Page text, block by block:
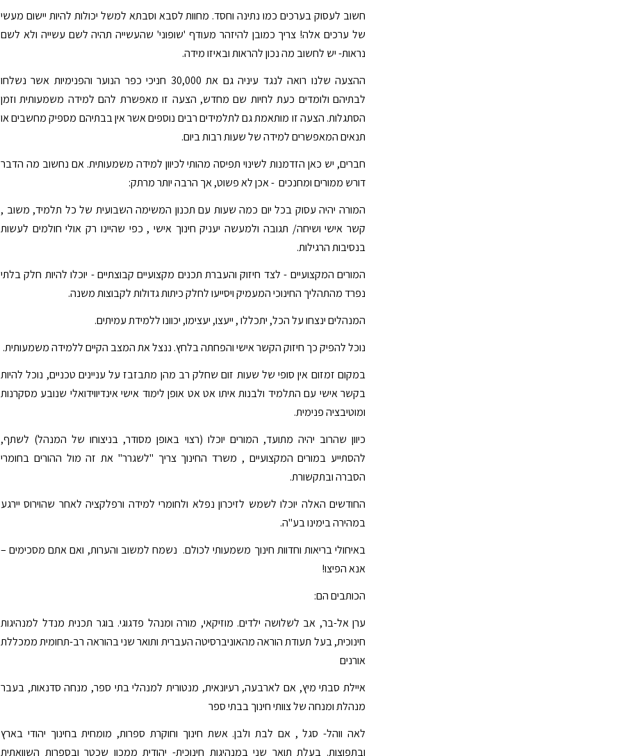
חשוב לעסוק בערכים כמו נתינה וחסד. מחוות לסבא וסבתא למשל יכולות להיות יישום מעשי
של ערכים אלה! צריך כמובן להיזהר מעודף 'שופוני' שהעשייה תהיה לשם עשייה ולא לשם
נראות- יש לחשוב מה נכון להראות ובאיזו מידה.
ההצעה שלנו רואה לנגד עיניה גם את 30,000 חניכי כפר הנוער והפנימיות אשר נשלחו
לבתיהם ולומדים כעת לחיות שם מחדש, הצעה זו מאפשרת להם למידה משמעותית וזמן
הסתגלות. הצעה זו מותאמת גם לתלמידים רבים נוספים אשר אין בבתיהם מספיק מחשבים או
תנאים המאפשרים למידה של שעות רבות ביום.
חברים, יש כאן הזדמנות לשינוי תפיסה מהותי לכיוון למידה משמעותית. אם נחשוב מה הדבר
דורש ממורים ומחנכים - אכן לא פשוט, אך הרבה יותר מרתק:
המורה יהיה עסוק בכל יום כמה שעות עם תכנון המשימה השבועית של כל תלמיד, משוב ,
קשר אישי ושיחה/ תגובה ולמעשה יעניק חינוך אישי , כפי שהיינו רק אולי חולמים לעשות
בנסיבות הרגילות.
המורים המקצועיים - לצד חיזוק והעברת תכנים מקצועיים קבוצתיים - יוכלו להיות חלק בלתי
נפרד מהתהליך החינוכי המעמיק ויסייעו לחלק כיתות גדולות לקבוצות משנה.
המנהלים ינצחו על הכל, יתכללו , ייעצו, יעצימו, יכוונו ללמידת עמיתים.
נוכל להפיק כך חיזוק הקשר אישי והפחתה בלחץ. ננצל את המצב הקיים ללמידה משמעותית.
במקום זמזום אין סופי של שעות זום שחלק רב מהן מתבזבז על עניינים טכניים, נוכל להיות
בקשר אישי עם התלמיד ולבנות איתו אט אט אופן לימוד אישי אינדיווידואלי שנובע מסקרנות
ומוטיבציה פנימית.
כיוון שהרוב יהיה מתועד, המורים יוכלו (רצוי באופן מסודר, בניצוחו של המנהל) לשתף,
להסתייע במורים המקצועיים , משרד החינוך צריך "לשגרר" את זה מול ההורים בחומרי
הסברה ובתקשורת.
החודשים האלה יוכלו לשמש לזיכרון נפלא ולחומרי למידה ורפלקציה לאחר שהוירוס יירגע
במהירה בימינו בע"ה.
באיחולי בריאות וחדוות חינוך משמעותי לכולם. נשמח למשוב והערות, ואם אתם מסכימים –
אנא הפיצו!
הכותבים הם:
ערן אל-בר, אב לשלושה ילדים. מוזיקאי, מורה ומנהל פדגוגי. בוגר תכנית מנדל למנהיגות
חינוכית, בעל תעודת הוראה מהאוניברסיטה העברית ותואר שני בהוראה רב-תחומית ממכללת
אורנים
איילת סבתי מיץ, אם לארבעה, רעיונאית, מנטורית למנהלי בתי ספר, מנחה סדנאות, בעבר
מנהלת ומנחה של צוותי חינוך בבתי ספר
לאה ווהל- סגל , אם לבת ולבן. אשת חינוך וחוקרת ספרות, מומחית בחינוך יהודי בארץ
ובתפוצות. בעלת תואר שני במנהיגות חינוכית- יהודית ממכון שכטר ובספרות השוואתית